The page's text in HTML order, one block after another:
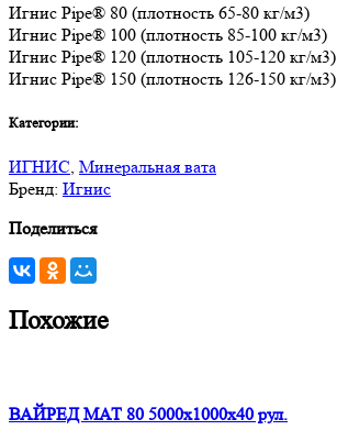
Игнис Pipe® 80 (плотность 65-80 кг/м3)
Игнис Pipe® 100 (плотность 85-100 кг/м3)
Игнис Pipe® 120 (плотность 105-120 кг/м3)
Игнис Pipe® 150 (плотность 126-150 кг/м3)
Категории:
ИГНИС, Минеральная вата
Бренд: Игнис
Поделиться
Похожие
ВАЙРЕД МАТ 80 5000x1000x40 рул.